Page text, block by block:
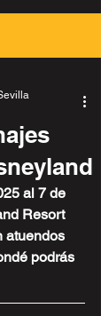
al 7 de
Resort
atuendos
podrás